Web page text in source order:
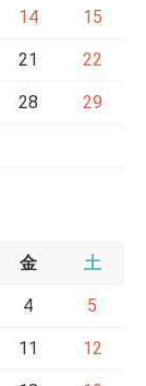
14 15
21 22
28 29
金 土
4 5
11 12